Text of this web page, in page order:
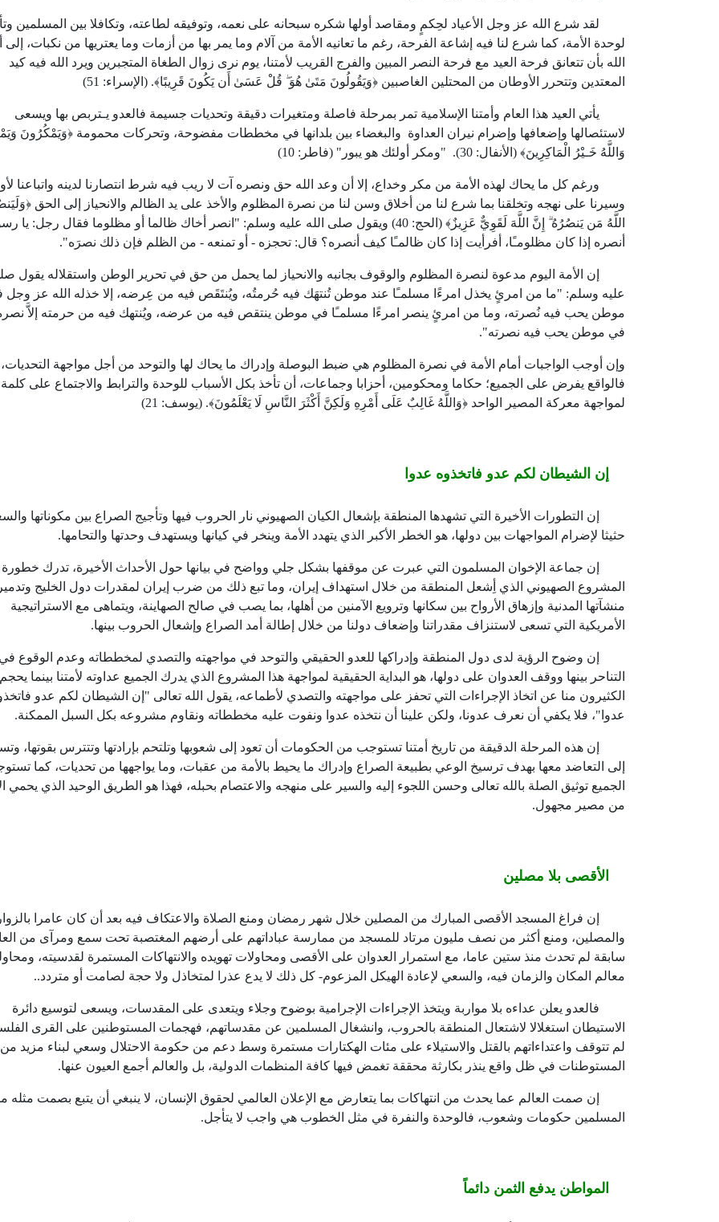
لقد شرع الله عز وجل الأعياد لحِكمٍ ومقاصد أولها شكره سبحانه على نعمه، وتوفيقه لطاعته، وتكافلا بين المسلمين
لوحدة الأمة، كما شرع لنا فيه إشاعة الفرحة، رغم ما تعانيه الأمة من آلام وما يمر بها من أزمات وما يعتريها من نكبات، إلى
الله بأن تتعانق فرحة العيد مع فرحة النصر المبين والفرج القريب لأمتنا، يوم نرى زوال الطغاة المتجبرين ويرد الله فيه كيد
المعتدين وتتحرر الأوطان من المحتلين الغاصبين ﴿وَيَقُولُونَ مَتَىٰ هُوَ ۖ قُلْ عَسَىٰ أَن يَكُونَ قَرِيبًا﴾. (الإسراء: 51
)
يأتي العيد هذا العام وأمتنا الإسلامية تمر بمرحلة فاصلة ومتغيرات دقيقة وتحديات جسيمة فالعدو يـتربص بها ويسعى
لاستئصالها وإضعافها وإضرام نيران العداوة والبغضاء بين بلدانها في مخططات مفضوحة، وتحركات محمومة ﴿وَيَمْكُرُونَ
وَاللَّهُ خَـيْرُ الْمَاكِرِينَ﴾ (الأنفال: 30). "ومكر أولئك هو يبور" (فاطر: 10
)
ورغم كل ما يحاك لهذه الأمة من مكر وخداع، إلا أن وعد الله حق ونصره آت لا ريب فيه شرط انتصارنا لدينه واتباعنا
وسيرنا على نهجه وتخلقنا بما شرع لنا من أخلاق وسن لنا من نصرة المظلوم والأخذ على يد الظالم والانحياز إلى الحق
اللَّهُ مَن يَنصُرُهُ ۗ إِنَّ اللَّهَ لَقَوِيٌّ عَزِيزٌ﴾ (الحج: 40) ويقول صلى الله عليه وسلم: "انصر أخاك ظالما أو مظلوما فقال رجل: يا
أنصره إذا كان مظلومـًا، أفرأيت إذا كان ظالمـًا كيف أنصره؟ قال: تحجزه - أو تمنعه - من الظلم فإن ذلك نصرَه".
إن الأمة اليوم مدعوة لنصرة المظلوم والوقوف بجانبه والانحياز لما يحمل من حق في تحرير الوطن واستقلاله يقول
عليه وسلم: "ما من امرئٍ يخذل امرءًا مسلمـًا عند موطن تُنتهَك فيه حُرمتُه، ويُنتَقَص فيه من عِرضه، إلا خذله الله عز وجل
موطن يحب فيه نُصرته، وما من امرئٍ ينصر امرءًا مسلمـًا في موطن ينتقص فيه من عرضه، ويُنتهك فيه من حرمته إلاَّ نصره
في موطن يحب فيه نصرته".
وإن أوجب الواجبات أمام الأمة في نصرة المظلوم هي ضبط البوصلة وإدراك ما يحاك لها والتوحد من أجل مواجهة التحديات،
فالواقع يفرض على الجميع؛ حكاما ومحكومين، أحزابا وجماعات، أن تأخذ بكل الأسباب للوحدة والترابط والاجتماع على
لمواجهة معركة المصير الواحد ﴿وَاللَّهُ غَالِبٌ عَلَى أَمْرِهِ وَلَكِنَّ أَكْثَرَ النَّاسِ لَا يَعْلَمُونَ﴾. (يوسف: 21
)
إن الشيطان لكم عدو فاتخذوه عدوا
إن التطورات الأخيرة التي تشهدها المنطقة بإشعال الكيان الصهيوني نار الحروب فيها وتأجيج الصراع بين مكوناتها
حثيثا لإضرام المواجهات بين دولها، هو الخطر الأكبر الذي يتهدد الأمة وينخر في كيانها ويستهدف وحدتها والتحامها.
إن جماعة الإخوان المسلمون التي عبرت عن موقفها بشكل جلي وواضح في بيانها حول الأحداث الأخيرة، تدرك خطورة
المشروع الصهيوني الذي أِشعل المنطقة من خلال استهداف إيران، وما تبع ذلك من ضرب إيران لمقدرات دول الخليج وتدمير
منشآتها المدنية وإزهاق الأرواح بين سكانها وترويع الآمنين من أهلها، بما يصب في صالح الصهاينة، ويتماهى مع الاستراتيجية
الأمريكية التي تسعى لاستنزاف مقدراتنا وإضعاف دولنا من خلال إطالة أمد الصراع وإشعال الحروب بينها.
إن وضوح الرؤية لدى دول المنطقة وإدراكها للعدو الحقيقي والتوحد في مواجهته والتصدي لمخططاته وعدم الوقوع
التناحر بينها ووقف العدوان على دولها، هو البداية الحقيقية لمواجهة هذا المشروع الذي يدرك الجميع عداوته لأمتنا بينما يحجم
الكثيرون منا عن اتخاذ الإجراءات التي تحفز على مواجهته والتصدي لأطماعه، يقول الله تعالى "إن الشيطان لكم عدو
عدوا"، فلا يكفي أن نعرف عدونا، ولكن علينا أن نتخذه عدوا ونفوت عليه مخططاته ونقاوم مشروعه بكل السبل الممكنة.
إن هذه المرحلة الدقيقة من تاريخ أمتنا تستوجب من الحكومات أن تعود إلى شعوبها وتلتحم بإرادتها وتتترس بقوتها،
إلى التعاضد معها بهدف ترسيخ الوعي بطبيعة الصراع وإدراك ما يحيط بالأمة من عقبات، وما يواجهها من تحديات، كما
الجميع توثيق الصلة بالله تعالى وحسن اللجوء إليه والسير على منهجه والاعتصام بحبله، فهذا هو الطريق الوحيد الذي يحمي
من مصير مجهول.
الأقصى بلا مصلين
إن فراغ المسجد الأقصى المبارك من المصلين خلال شهر رمضان ومنع الصلاة والاعتكاف فيه بعد أن كان عامرا بالزوار
والمصلين، ومنع أكثر من نصف مليون مرتاد للمسجد من ممارسة عباداتهم على أرضهم المغتصبة تحت سمع ومرآى من
سابقة لم تحدث منذ ستين عاما، مع استمرار العدوان على الأقصى ومحاولات تهويده والانتهاكات المستمرة لقدسيته،
معالم المكان والزمان فيه، والسعي لإعادة الهيكل المزعوم- كل ذلك لا يدع عذرا لمتخاذل ولا حجة لصامت أو متردد..
فالعدو يعلن عداءه بلا مواربة ويتخذ الإجراءات الإجرامية بوضوح وجلاء ويتعدى على المقدسات، ويسعى لتوسيع دائرة
الاستيطان استغلالا لاشتعال المنطقة بالحروب، وانشغال المسلمين عن مقدساتهم، فهجمات المستوطنين على القرى
لم تتوقف واعتداءاتهم بالقتل والاستيلاء على مئات الهكتارات مستمرة وسط دعم من حكومة الاحتلال وسعي لبناء مزيد من
المستوطنات في ظل واقع ينذر بكارثة محققة تغمض فيها كافة المنظمات الدولية، بل والعالم أجمع العيون عنها.
إن صمت العالم عما يحدث من انتهاكات بما يتعارض مع الإعلان العالمي لحقوق الإنسان، لا ينبغي أن يتبع بصمت مثله
المسلمين حكومات وشعوب، فالوحدة والنفرة في مثل الخطوب هي واجب لا يتأجل.
المواطن يدفع الثمن دائماً